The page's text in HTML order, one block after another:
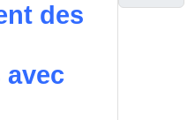
des
avec